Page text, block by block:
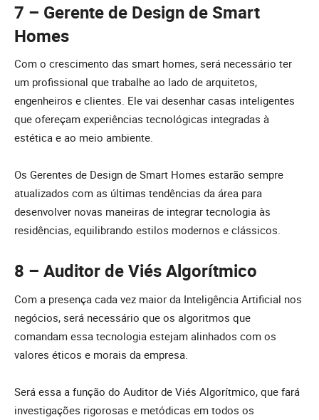
7 – Gerente de Design de Smart
Homes
Com o crescimento das smart homes, será necessário ter
um profissional que trabalhe ao lado de arquitetos,
engenheiros e clientes. Ele vai desenhar casas inteligentes
que ofereçam experiências tecnológicas integradas à
estética e ao meio ambiente.
Os Gerentes de Design de Smart Homes estarão sempre
atualizados com as últimas tendências da área para
desenvolver novas maneiras de integrar tecnologia às
residências, equilibrando estilos modernos e clássicos.
8 – Auditor de Viés Algorítmico
Com a presença cada vez maior da Inteligência Artificial nos
negócios, será necessário que os algoritmos que
comandam essa tecnologia estejam alinhados com os
valores éticos e morais da empresa.
Será essa a função do Auditor de Viés Algorítmico, que fará
investigações rigorosas e metódicas em todos os